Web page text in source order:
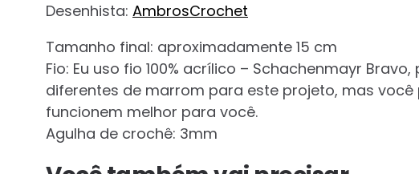
Desenhista: AmbrosCrochet
Tamanho final: aproximadamente 15 cm
Fio: Eu uso fio 100% acrílico – Schachenmayr
diferentes de marrom para este projeto, mas
funcionem melhor para você.
Agulha de crochê: 3mm